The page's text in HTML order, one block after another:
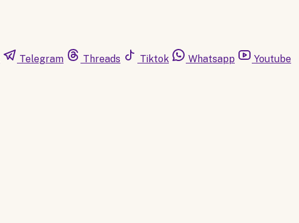
Telegram Threads Tiktok Whatsapp Youtube